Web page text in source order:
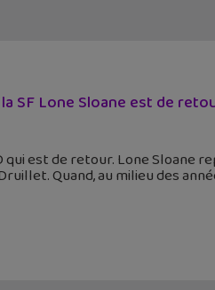
SF Lone Sloane est de
est de retour. Lone Sloane
Quand, au milieu des